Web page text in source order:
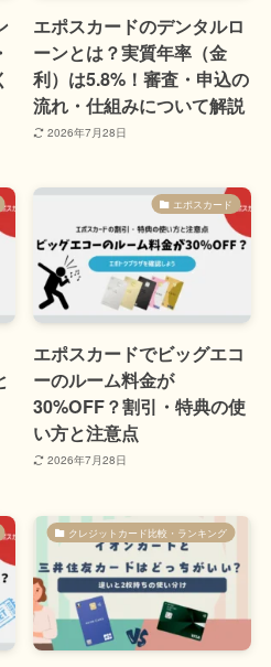
エポスカードのデンタルロ
ーンとは？実質年率（金
利）は5.8%！審査・申込の
流れ・仕組みについて解説
2026年7月28日
エポスカード
エポスカードでビッグエコ
ーのルーム料金が
30%OFF？割引・特典の使
い方と注意点
2026年7月28日
クレジットカード比較・ランキング